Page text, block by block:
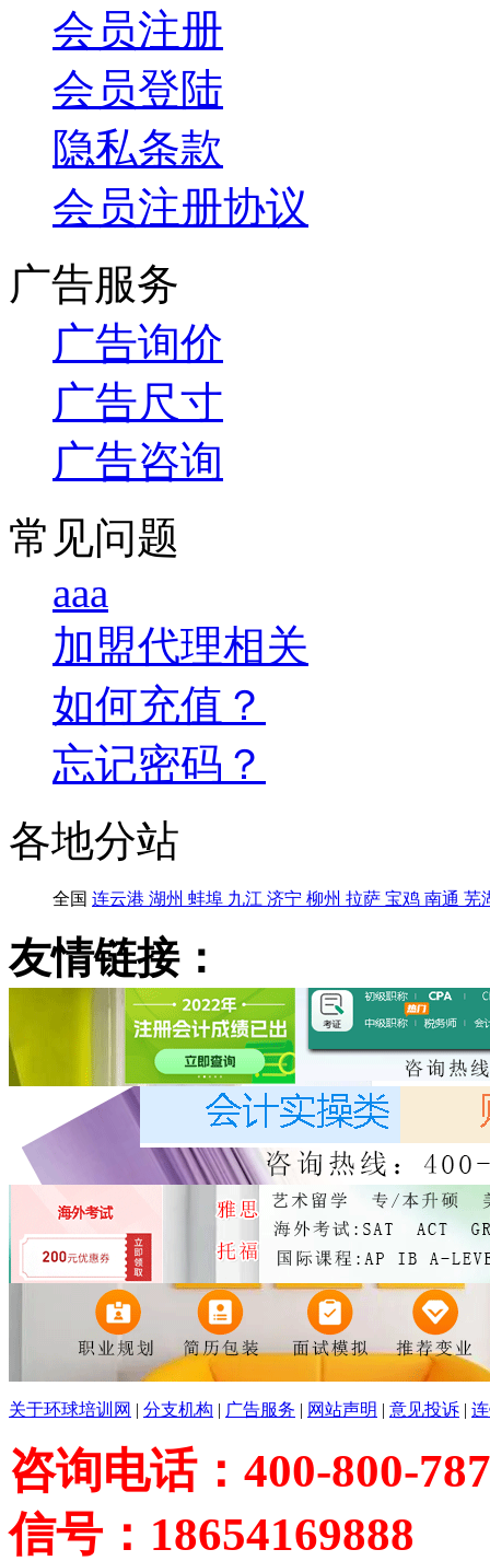
会员注册
会员登陆
隐私条款
会员注册协议
广告服务
广告询价
广告尺寸
广告咨询
常见问题
aaa
加盟代理相关
如何充值？
忘记密码？
各地分站
全国 连云港 湖州 蚌埠 九江 济宁 柳州 拉萨 宝鸡 南通 芜
友情链接：
关于环球培训网 | 分支机构 | 广告服务 | 网站声明 | 意见投诉 |
咨询电话：400-800-
信号：18654169888